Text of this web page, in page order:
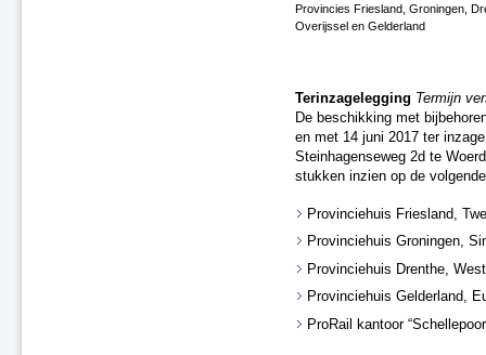
Provincies Friesland, Groningen,
Overijssel en Gelderland
Terinzagelegging Termijn
De beschikking met
en met 14 juni 2017 ter
Steinhagenseweg 2d te
stukken inzien op de
Provinciehuis Friesland,
Provinciehuis Groningen,
Provinciehuis Drenthe,
Provinciehuis Gelderland,
ProRail kantoor